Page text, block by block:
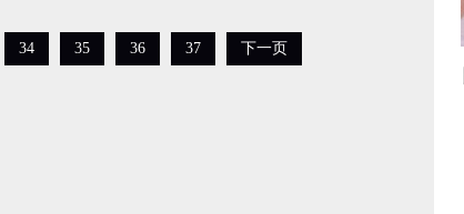
34 35 36 37 下一页